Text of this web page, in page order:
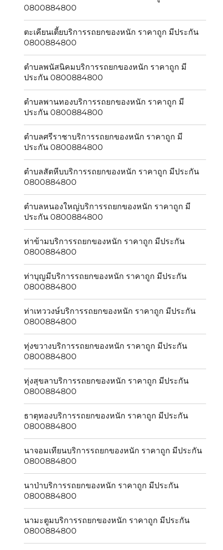
0800884800
ตะเคียนเตี้ยบริการรถยกของหนัก ราคาถูก มีประกัน
0800884800
ตำบลพนัสนิคมบริการรถยกของหนัก ราคาถูก มี
ประกัน 0800884800
ตำบลพานทองบริการรถยกของหนัก ราคาถูก มี
ประกัน 0800884800
ตำบลศรีราชาบริการรถยกของหนัก ราคาถูก มี
ประกัน 0800884800
ตำบลสัตหีบบริการรถยกของหนัก ราคาถูก มีประกัน
0800884800
ตำบลหนองใหญ่บริการรถยกของหนัก ราคาถูก มี
ประกัน 0800884800
ท่าข้ามบริการรถยกของหนัก ราคาถูก มีประกัน
0800884800
ท่าบุญมีบริการรถยกของหนัก ราคาถูก มีประกัน
0800884800
ท่าเทววงษ์บริการรถยกของหนัก ราคาถูก มีประกัน
0800884800
ทุ่งขวางบริการรถยกของหนัก ราคาถูก มีประกัน
0800884800
ทุ่งสุขลาบริการรถยกของหนัก ราคาถูก มีประกัน
0800884800
ธาตุทองบริการรถยกของหนัก ราคาถูก มีประกัน
0800884800
นาจอมเทียนบริการรถยกของหนัก ราคาถูก มีประกัน
0800884800
นาป่าบริการรถยกของหนัก ราคาถูก มีประกัน
0800884800
นามะตูมบริการรถยกของหนัก ราคาถูก มีประกัน
0800884800